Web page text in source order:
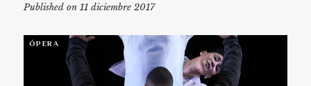
Published on 11 diciembre 2017
ÓPERA